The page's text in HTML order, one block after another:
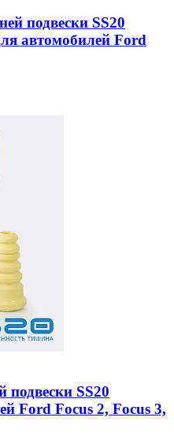
подвески SS20
автомобилей Ford
подвески SS20
Ford Focus 2, Focus 3,